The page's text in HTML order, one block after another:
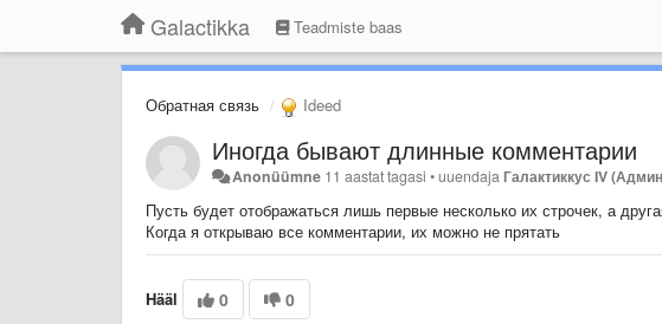
Galactikka Teadmiste baas
Обратная связь Ideed
Иногда бывают длинные комментарии
Anonüümne 11 aastat tagasi •uuendajaГалактиккус IV
Пусть будет отображаться лишь первые несколько их строчек, а
Когда я открываю все комментарии, их можно не прятать
Hääl 0 0